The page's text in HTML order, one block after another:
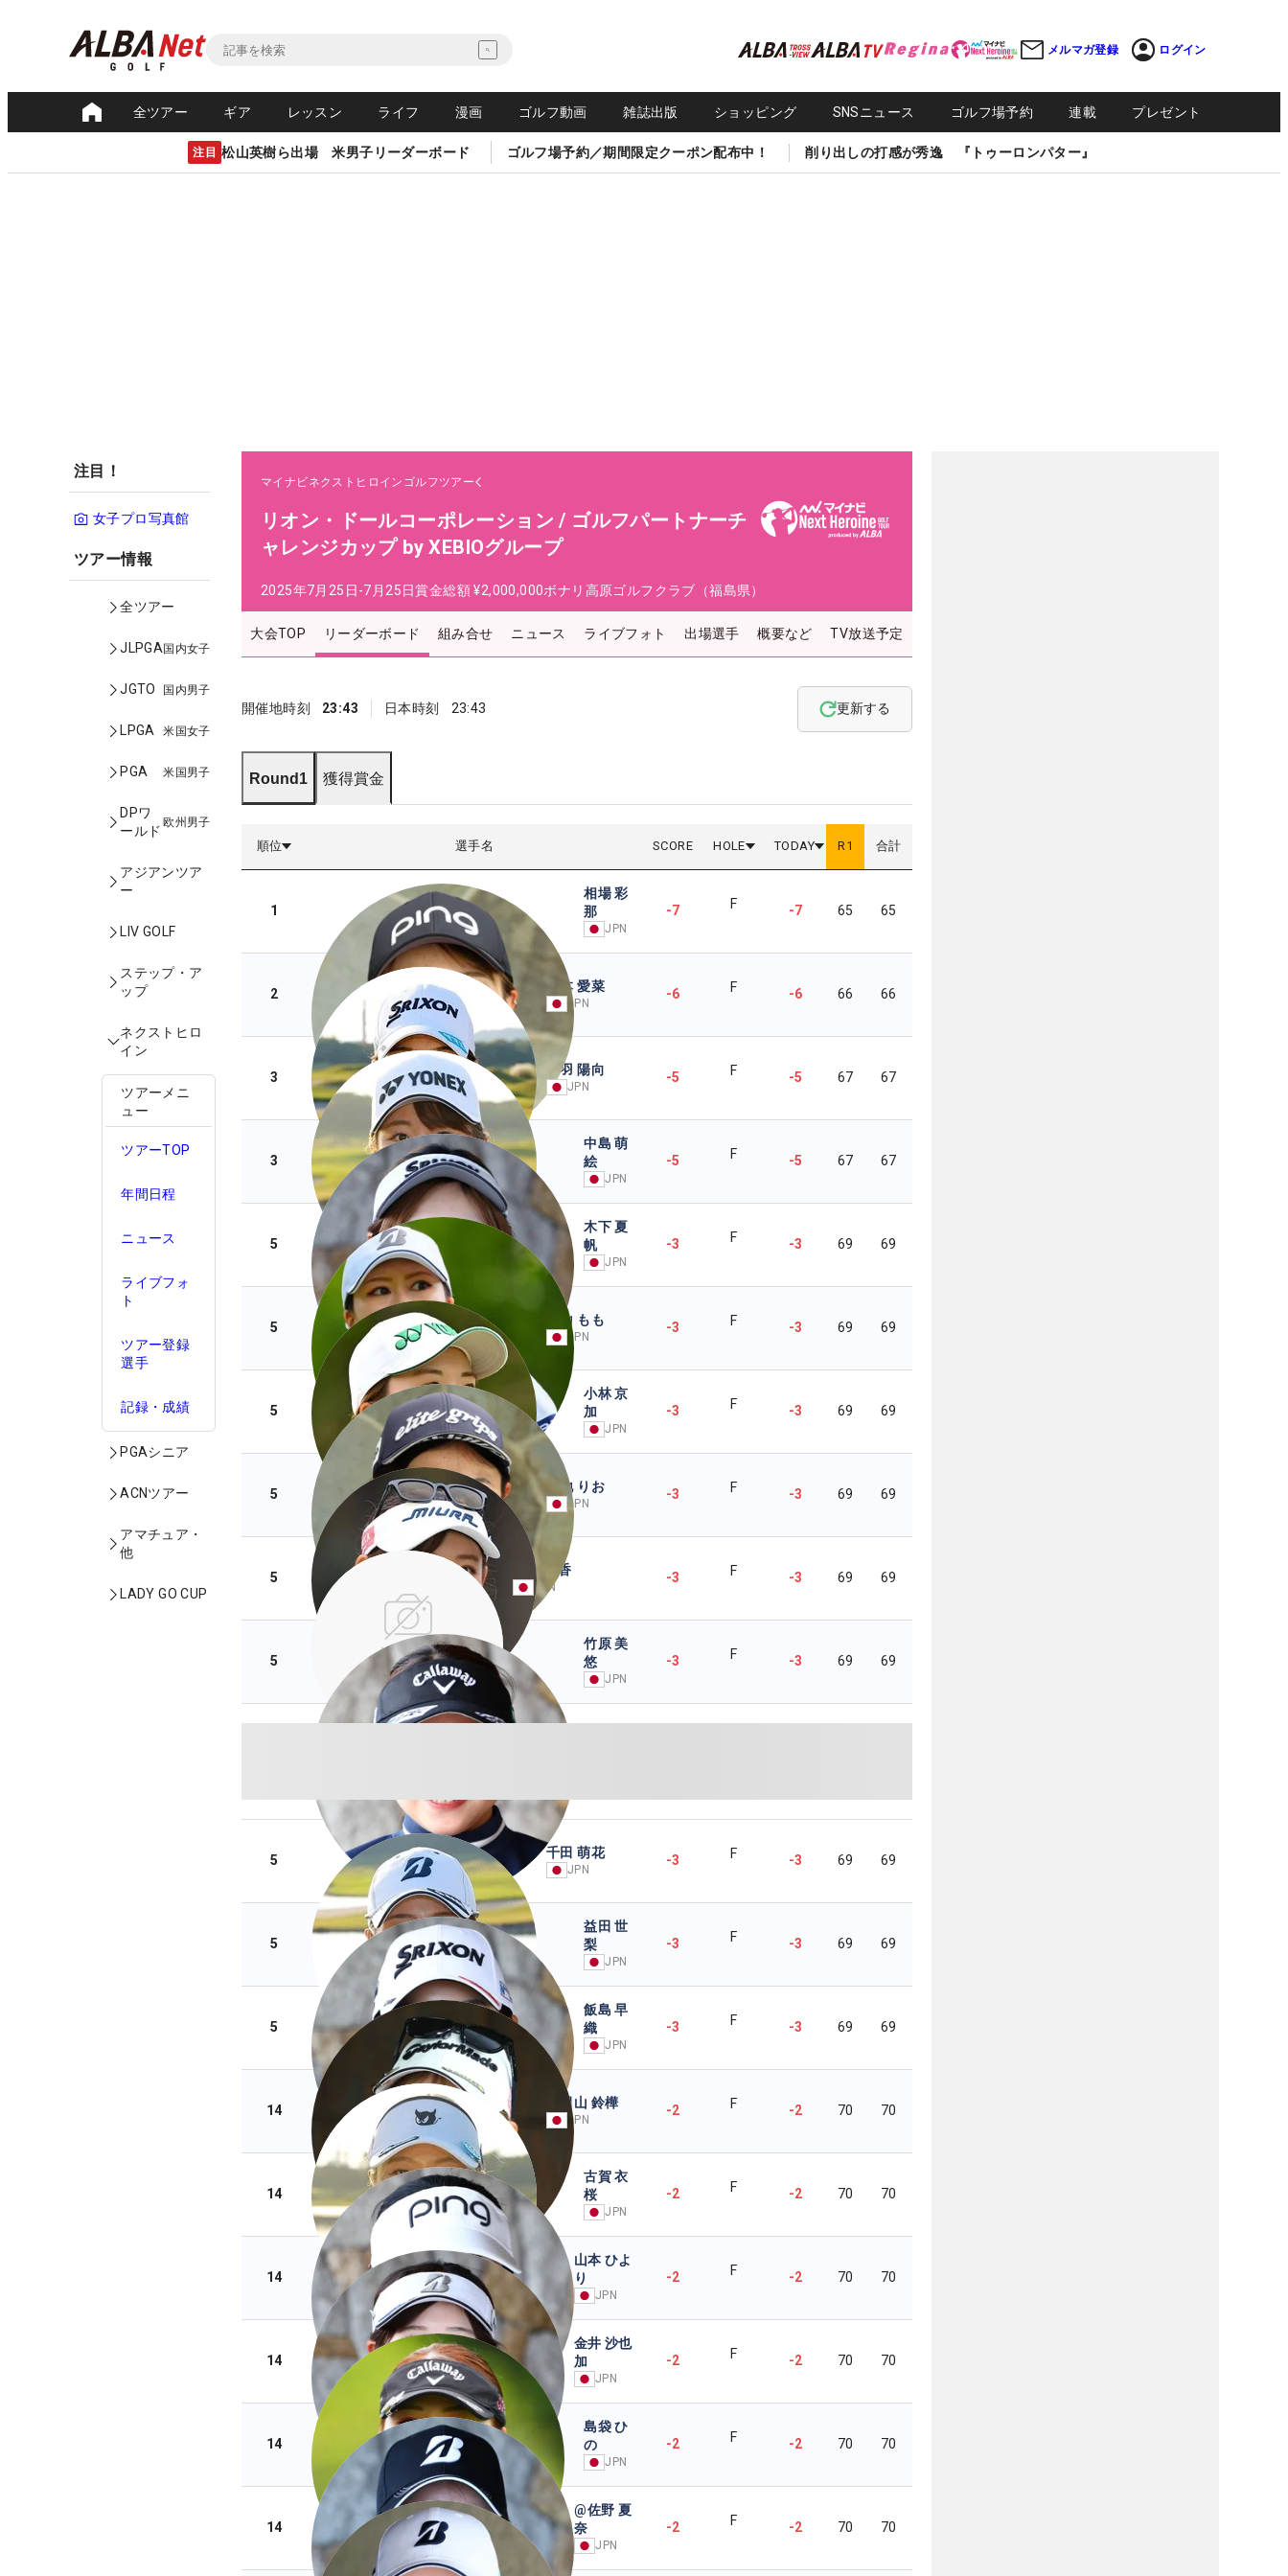
メルマガ登録 ログイン
全ツアー ギア レッスン ライフ 漫画 ゴルフ動画 雑誌出版 ショッピング SNSニュース ゴルフ場予約 連載 プレゼント
注目 松山英樹ら出場 米男子リーダーボード ゴルフ場予約／期間限定クーポン配布中！ 削り出しの打感が秀逸 『トゥーロンパター』
注目！
女子プロ写真館
ツアー情報
全ツアー
JLPGA国内女子
JGTO 国内男子
LPGA 米国女子
PGA 米国男子
DPワ
ールド
欧州男子
アジアンツア
ー
LIV GOLF
ステップ・ア
ップ
ネクストヒロ
イン
ツアーメニ
ュー
ツアーTOP
年間日程
ニュース
ライブフォ
ト
ツアー登録
選手
記録・成績
PGAシニア
ACNツアー
アマチュア・
他
LADY GO CUP
マイナビネクストヒロインゴルフツアー
リオン・ドールコーポレーション / ゴルフパートナーチ
ャレンジカップ by XEBIOグループ
2025年7月25日-7月25日賞金総額 ¥2,000,000ボナリ高原ゴルフクラブ（福島県）
大会TOP リーダーボード 組み合せ ニュース ライブフォト 出場選手 概要など TV放送予定
開催地時刻 23:43 日本時刻 23:43 更新する
Round1 獲得賞金
順位 選手名 SCORE HOLE TODAY R 1 合計
1
相場 彩
那
JPN
-7 F -7 65 65
2 藤本 愛菜
JPN
-6 F -6 66 66
3 池羽 陽向
JPN
-5 F -5 67 67
3
中島 萌
絵
JPN
-5 F -5 67 67
5
木下 夏
帆
JPN
-3 F -3 69 69
5 横山 もも
JPN
-3 F -3 69 69
5
小林 京
加
JPN
-3 F -3 69 69
5 菊地 りお
JPN
-3 F -3 69 69
5 丸山 祐香
JPN
-3 F -3 69 69
5
竹原 美
悠
JPN
-3 F -3 69 69
5 千田 萌花
JPN
-3 F -3 69 69
5
益田 世
梨
JPN
-3 F -3 69 69
5
飯島 早
織
JPN
-3 F -3 69 69
14 佐田山 鈴樺
JPN
-2 F -2 70 70
14
古賀 衣
桜
JPN
-2 F -2 70 70
14
山本 ひよ
り
JPN
-2 F -2 70 70
14
金井 沙也
加
JPN
-2 F -2 70 70
14
島袋 ひ
の
JPN
-2 F -2 70 70
14
@佐野 夏
奈
JPN
-2 F -2 70 70